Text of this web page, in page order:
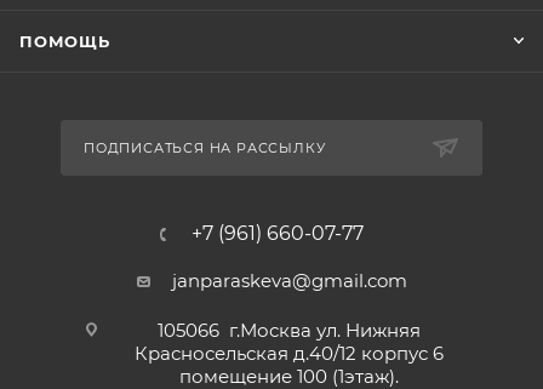
ПОМОЩЬ
ПОДПИСАТЬСЯ НА РАССЫЛКУ
+7 (961) 660-07-77
janparaskeva@gmail.com
105066 г.Москва ул. Нижняя
Красносельская д.40/12 корпус 6
помещение 100 (1этаж).